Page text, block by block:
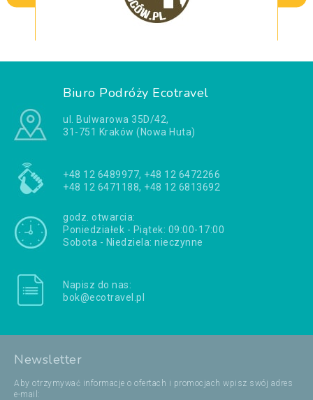
Biuro Podróży Ecotravel
ul. Bulwarowa 35D/42,
31-751 Kraków (Nowa Huta)
+48 12 6489977, +48 12 6472266
+48 12 6471188, +48 12 6813692
godz. otwarcia:
Poniedziałek - Piątek: 09:00-17:00
Sobota - Niedziela: nieczynne
Napisz do nas:
bok@ecotravel.pl
Newsletter
Aby otrzymywać informacje o ofertach i promocjach wpisz swój adres
e-mail: